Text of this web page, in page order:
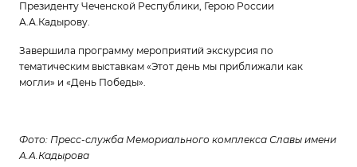
Президенту Чеченской Республики, Герою России
А.А.Кадырову.
Завершила программу мероприятий экскурсия по
тематическим выставкам «Этот день мы приближали как
могли» и «День Победы».
Фото: Пресс-служба Мемориального комплекса Славы имени
А.А.Кадырова